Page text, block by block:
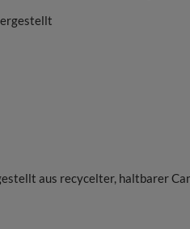
aus recycelter, haltbarer